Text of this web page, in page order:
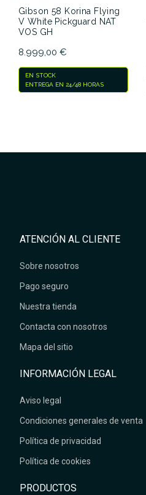
Gibson 58 Korina Flying
V White Pickguard NAT
VOS GH
8.999,00 €
EN STOCK
ENTREGA EN 24/48 HORAS
ATENCIÓN AL CLIENTE
Sobre nosotros
Pago seguro
Nuestra tienda
Contacta con nosotros
Mapa del sitio
INFORMACIÓN LEGAL
Aviso legal
Condiciones generales de venta
Política de privacidad
Política de cookies
PRODUCTOS